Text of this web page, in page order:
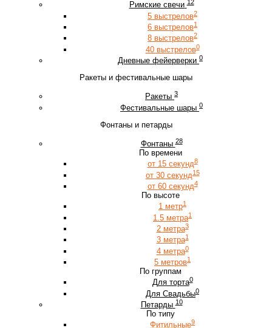
Римские свечи 12
5 выстрелов2
6 выстрелов1
8 выстрелов2
40 выстрелов0
Дневные фейерверки 0
Ракеты и фестивальные шары
Ракеты 3
Фестивальные шары 0
Фонтаны и петарды
Фонтаны 28
По времени
от 15 секунд8
от 30 секунд15
от 60 секунд4
По высоте
1 метр1
1.5 метра1
2 метра3
3 метра1
4 метра0
5 метров1
По группам
Для торта0
Для Свадьбы0
Петарды 10
По типу
Фитильные9